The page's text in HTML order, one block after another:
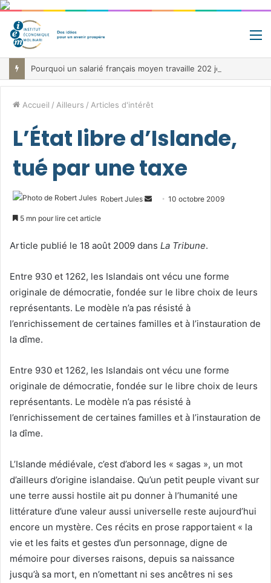
Accueil / Ailleurs / Articles d'intérêt
L’État libre d’Islande,
tué par une taxe
Robert Jules
Envoyer10 octobre 2009
5 mn pour lire cet article
Article publié le 18 août 2009 dans La Tribune.
Entre 930 et 1262, les Islandais ont vécu une forme
originale de démocratie, fondée sur le libre choix de leurs
représentants. Le modèle n’a pas résisté à
l’enrichissement de certaines familles et à l’instauration de
la dîme.
Entre 930 et 1262, les Islandais ont vécu une forme
originale de démocratie, fondée sur le libre choix de leurs
représentants. Le modèle n’a pas résisté à
l’enrichissement de certaines familles et à l’instauration de
la dîme.
L’Islande médiévale, c’est d’abord les « sagas », un mot
d’ailleurs d’origine islandaise. Qu’un petit peuple vivant sur
une terre aussi hostile ait pu donner à l’humanité une
littérature d’une valeur aussi universelle reste aujourd’hui
encore un mystère. Ces récits en prose rapportaient « la
vie et les faits et gestes d’un personnage, digne de
mémoire pour diverses raisons, depuis sa naissance
jusqu’à sa mort, en n’omettant ni ses ancêtres ni ses